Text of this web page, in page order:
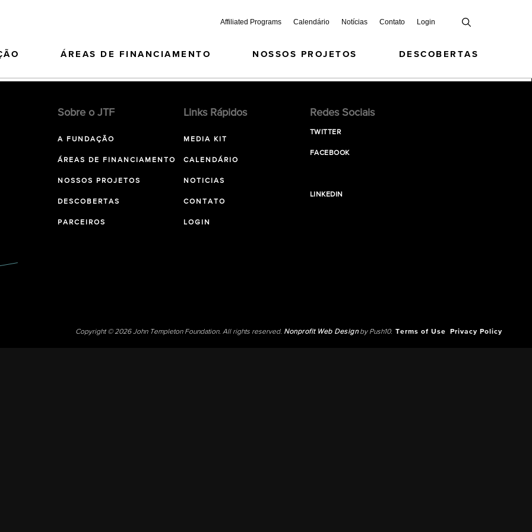
Affiliated Programs Calendário Notícias Contato Login
ÁREAS DE FINANCIAMENTO NOSSOS PROJETOS DESCOBERTAS
Sobre o JTF
A FUNDAÇÃO
ÁREAS DE FINANCIAMENTO
NOSSOS PROJETOS
DESCOBERTAS
PARCEIROS
Links Rápidos
MEDIA KIT
CALENDÁRIO
NOTICIAS
CONTATO
LOGIN
Redes Sociais
TWITTER
FACEBOOK
LINKEDIN
Copyright © 2026 John Templeton Foundation. All rights reserved. Nonprofit Web Designby Push10. Terms of Use Privacy Policy